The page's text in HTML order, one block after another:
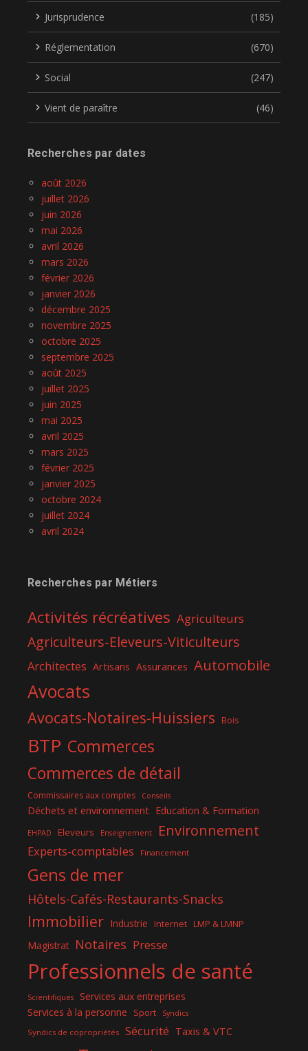
Jurisprudence (185)
Réglementation (670)
Social (247)
Vient de paraître (46)
Recherches par dates
août 2026
juillet 2026
juin 2026
mai 2026
avril 2026
mars 2026
février 2026
janvier 2026
décembre 2025
novembre 2025
octobre 2025
septembre 2025
août 2025
juillet 2025
juin 2025
mai 2025
avril 2025
mars 2025
février 2025
janvier 2025
octobre 2024
juillet 2024
avril 2024
Recherches par Métiers
Activités récréatives Agriculteurs
Agriculteurs-Eleveurs-Viticulteurs
Architectes Artisans Assurances Automobile
Avocats
Avocats-Notaires-Huissiers Bois
BTP Commerces
Commerces de détail
Commissaires aux comptes Conseils
Déchets et environnement Education & Formation
EHPAD Eleveurs Enseignement Environnement
Experts-comptables Financement
Gens de mer
Hôtels-Cafés-Restaurants-Snacks
Immobilier Industrie Internet LMP & LMNP
Magistrat Notaires Presse
Professionnels de santé
Scientifiques
Services aux entreprises
Services à la personne
Sport Syndics
Syndics de copropriétés Sécurité Taxis & VTC